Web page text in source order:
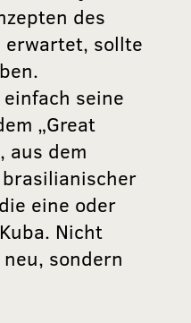
des
erwartet, sollte
seine
„Great
aus dem
eine oder
Nicht
sondern